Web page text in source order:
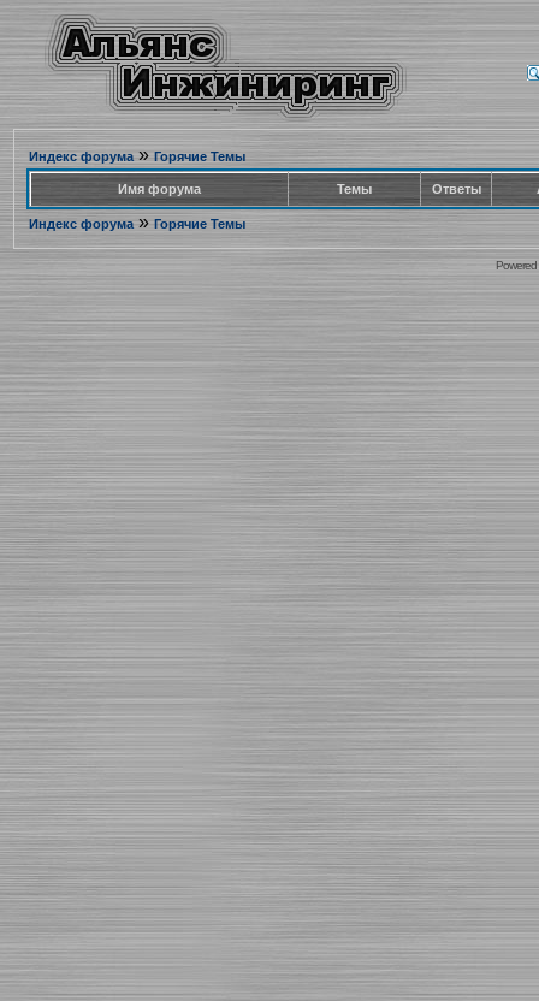
Индекс форума» Горячие Темы
Имя форума Темы Ответы
Индекс форума» Горячие Темы